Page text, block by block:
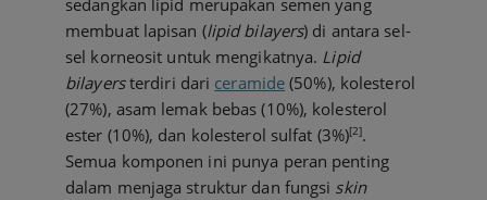
sedangkan lipid merupakan semen yang
membuat lapisan (lipid bilayers) di antara sel-
sel korneosit untuk mengikatnya. Lipid
bilayersterdiri dari ceramide (50%), kolesterol
(27%), asam lemak bebas (10%), kolesterol
ester (10%), dan kolesterol sulfat (3%)[2].
Semua komponen ini punya peran penting
dalam menjaga struktur dan fungsi skin